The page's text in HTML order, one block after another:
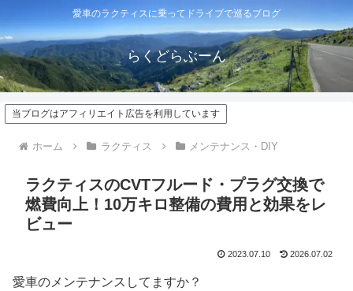
愛車のラクティスに乗ってドライブで巡るブログ
らくどらぶーん
当ブログはアフィリエイト広告を利用しています
ホーム ラクティス メンテナンス・DIY
ラクティスのCVTフルード・プラグ交換で
燃費向上！10万キロ整備の費用と効果をレ
ビュー
2023.07.10 2026.07.02
愛車のメンテナンスしてますか？